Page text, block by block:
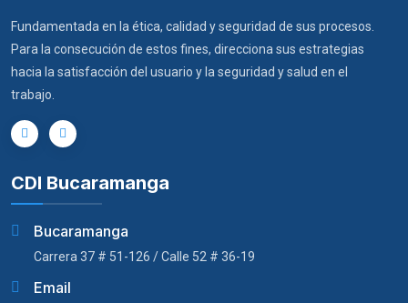
Fundamentada en la ética, calidad y seguridad de sus procesos.
Para la consecución de estos fines, direcciona sus estrategias
hacia la satisfacción del usuario y la seguridad y salud en el
trabajo.
CDI Bucaramanga
Bucaramanga
Carrera 37 # 51-126 / Calle 52 # 36-19
Email